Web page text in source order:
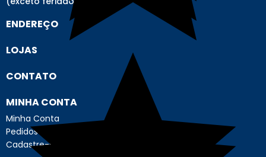
ENDEREÇO
LOJAS
CONTATO
MINHA CONTA
Minha Conta
Pedidos
Cadastre-se